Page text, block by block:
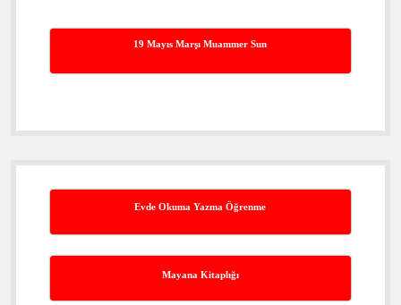
19 Mayıs Marşı Muammer Sun
Evde Okuma Yazma Öğrenme
Mayana Kitaplığı